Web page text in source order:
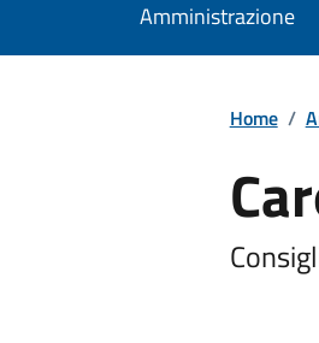
Amministrazione
Home /